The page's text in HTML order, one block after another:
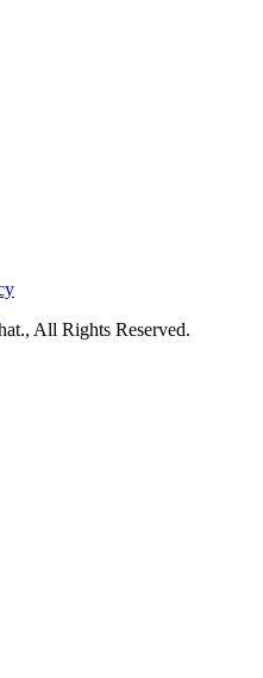
All Rights Reserved.